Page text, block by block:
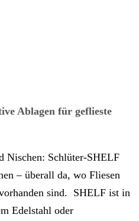
Ablagen für geflieste
Nischen: Schlüter-SHELF
– überall da, wo Fliesen
sind. SHELF ist in
Edelstahl oder